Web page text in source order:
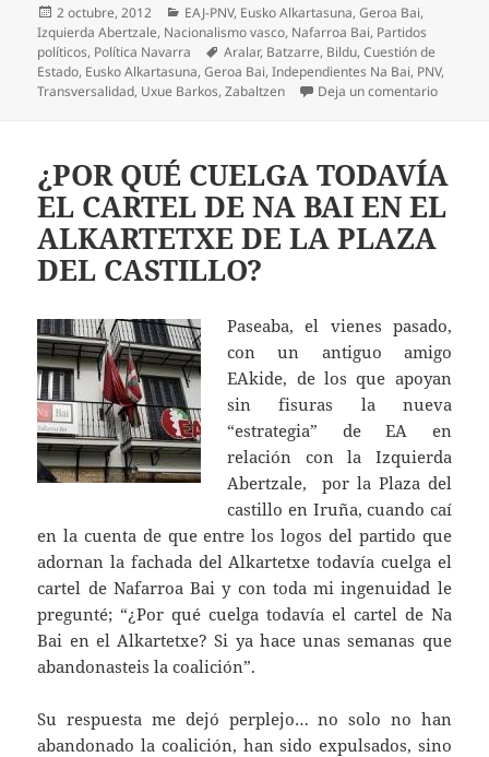
Publicado
el
2 octubre, 2012 Categorías
EAJ-PNV, Eusko Alkartasuna,Geroa Bai,
Izquierda Abertzale, Nacionalismo vasco, Nafarroa Bai, Partidos
políticos, Política Navarra Etiquetas
Aralar, Batzarre, Bildu,Cuestión de
Estado, Eusko Alkartasuna,Geroa Bai,Independientes Na Bai, PNV,
Transversalidad, Uxue Barkos,Zabaltzen Deja un comentarioen La
¿POR QUÉ CUELGA TODAVÍA
EL CARTEL DE NA BAI EN EL
ALKARTETXE DE LA PLAZA
DEL CASTILLO?
Paseaba, el vienes pasado,
con un antiguo amigo
EAkide, de los que apoyan
sin fisuras la nueva
“estrategia” de EA en
relación con la Izquierda
Abertzale, por la Plaza del
castillo en Iruña, cuando caí
en la cuenta de que entre los logos del partido que
adornan la fachada del Alkartetxe todavía cuelga el
cartel de Nafarroa Bai y con toda mi ingenuidad le
pregunté; “¿Por qué cuelga todavía el cartel de Na
Bai en el Alkartetxe? Si ya hace unas semanas que
abandonasteis la coalición”.
Su respuesta me dejó perplejo… no solo no han
abandonado la coalición, han sido expulsados, sino